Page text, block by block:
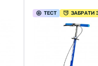
ТЕСТ ЗАБРАТИ